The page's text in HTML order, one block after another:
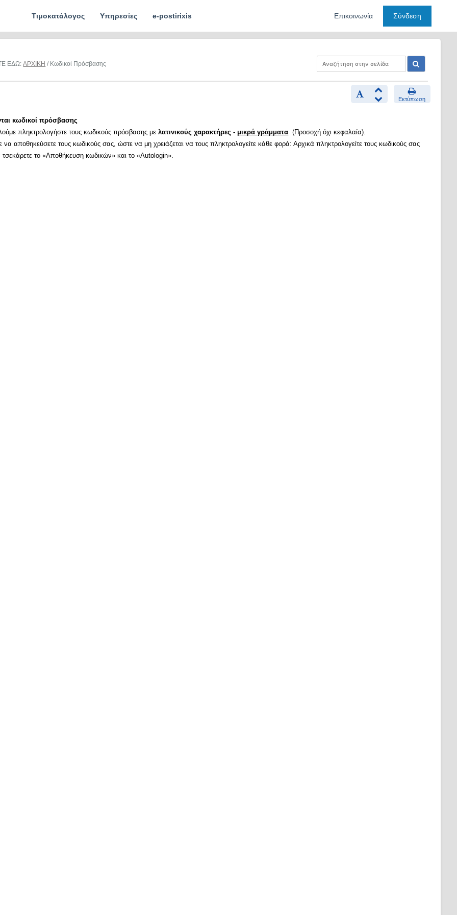
Τιμοκατάλογος Υπηρεσίες e-postirixis Επικοινωνία Σύνδεση
ΕΔΩ:ΑΡΧΙΚΗ / Κωδικοί Πρόσβασης
Εκτύπωση
κωδικοί πρόσβασης
πληκτρολογήστε τους κωδικούς πρόσβασης μελατινικούς χαρακτήρες - μικρά γράμματα (Προσοχή όχι κεφαλαία).
να αποθηκεύσετε τους κωδικούς σας, ώστε να μη χρειάζεται να τους πληκτρολογείτε κάθε φορά: Αρχικά πληκτρολογείτε τους κωδικούς σας
τσεκάρετε το «Αποθήκευση κωδικών» και το «Autologin».